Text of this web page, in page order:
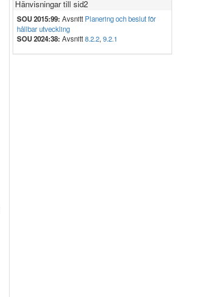
Hänvisningar till sid2
SOU 2015:99: Avsnitt Planering och beslut för
hållbar utveckling
SOU 2024:38: Avsnitt8.2.2,9.2.1